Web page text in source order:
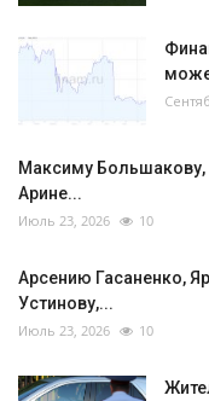
Максиму
Арине...
Июль 23, 2026 10
Арсению Гасаненко,
Устинову,...
Июль 23, 2026 10